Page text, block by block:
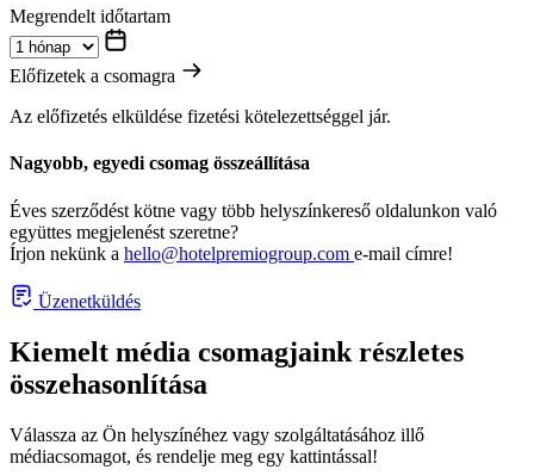
Megrendelt időtartam
Előfizetek a csomagra
Az előfizetés elküldése fizetési kötelezettséggel jár.
Nagyobb, egyedi csomag összeállítása
Éves szerződést kötne vagy több helyszínkereső oldalunkon való
együttes megjelenést szeretne?
Írjon nekünk a hello@hotelpremiogroup.com e-mail címre!
Üzenetküldés
Kiemelt média csomagjaink részletes
összehasonlítása
Válassza az Ön helyszínéhez vagy szolgáltatásához illő
médiacsomagot, és rendelje meg egy kattintással!